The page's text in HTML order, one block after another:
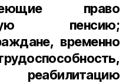
право
пенсию;
временно